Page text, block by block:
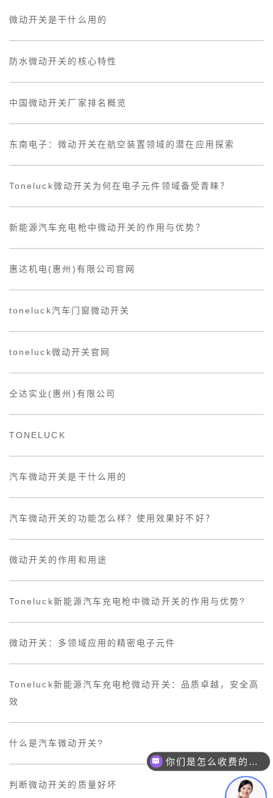
微动开关是干什么用的
防水微动开关的核心特性
中国微动开关厂家排名概览
东南电子：微动开关在航空装置领域的潜在应用探索
Toneluck微动开关为何在电子元件领域备受青睐？
新能源汽车充电枪中微动开关的作用与优势？
惠达机电(惠州)有限公司官网
toneluck汽车门窗微动开关
toneluck微动开关官网
仝达实业(惠州)有限公司
TONELUCK
汽车微动开关是干什么用的
汽车微动开关的功能怎么样？使用效果好不好？
微动开关的作用和用途
Toneluck新能源汽车充电枪中微动开关的作用与优势?
微动开关：多领域应用的精密电子元件
Toneluck新能源汽车充电枪微动开关：品质卓越，安全高
效
什么是汽车微动开关?
判断微动开关的质量好坏
现在有优惠活动么？